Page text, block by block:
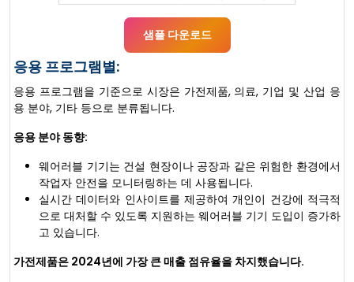
샘플 다운로드
응용 프로그램별:
응용 프로그램을 기준으로 시장은 가전제품, 의료, 기업 및 산업 응
용 분야, 기타 등으로 분류됩니다.
응용 분야 동향:
웨어러블 기기는 건설 현장이나 공장과 같은 위험한 환경에서
작업자 안전을 모니터링하는 데 사용됩니다.
실시간 데이터와 인사이트를 제공하여 개인이 건강에 적극적
으로 대처할 수 있도록 지원하는 웨어러블 기기 도입이 증가하
고 있습니다.
가전제품은 2024년에 가장 큰 매출 점유율을 차지했습니다.